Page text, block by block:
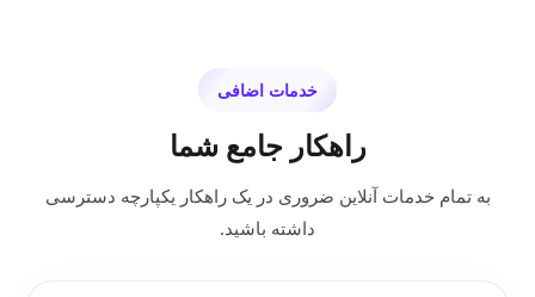
خدمات اضافی
راهکار جامع شما
به تمام خدمات آنلاین ضروری در یک راهکار یکپارچه دسترسی
داشته باشید.